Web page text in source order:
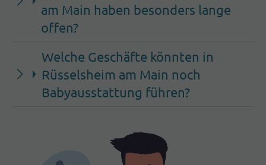
am Main haben besonders lange
offen?
Welche Geschäfte könnten in
Rüsselsheim am Main noch
Babyausstattung führen?